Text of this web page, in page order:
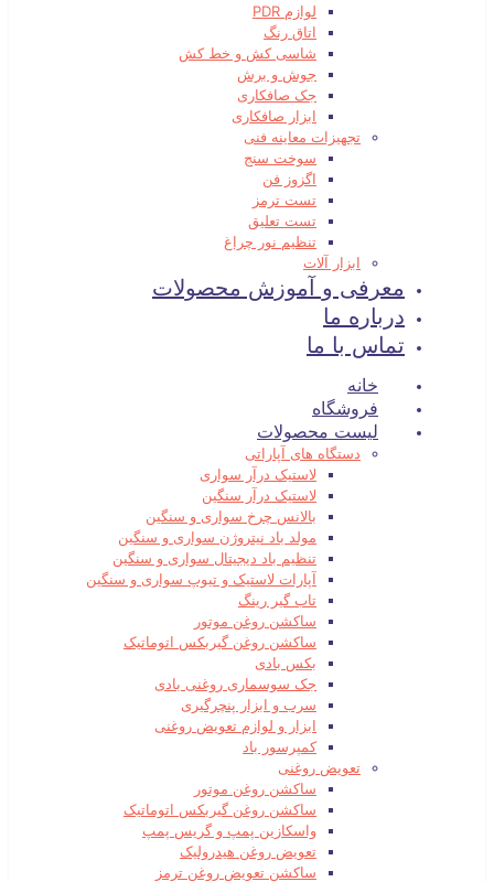
لوازم PDR
اتاق رنگ
شاسی کش و خط کش
جوش و برش
جک صافکاری
ابزار صافکاری
تجهیزات معاینه فنی
سوخت سنج
اگزوز فن
تست ترمز
تست تعلیق
تنظیم نور چراغ
ابزار آلات
معرفی و آموزش محصولات
درباره ما
تماس با ما
خانه
فروشگاه
لیست محصولات
دستگاه های آپاراتی
لاستیک درآر سواری
لاستیک درآر سنگین
بالانس چرخ سواری و سنگین
مولد باد نیتروژن سواری و سنگین
تنظیم باد دیجیتال سواری و سنگین
آپارات لاستیک و تیوپ سواری و سنگین
تاب گیر رینگ
ساکشن روغن موتور
ساکشن روغن گیربکس اتوماتیک
بکس بادی
جک سوسماری روغنی بادی
سرب و ابزار پنچرگیری
ابزار و لوازم تعویض روغنی
کمپرسور باد
تعویض روغنی
ساکشن روغن موتور
ساکشن روغن گیربکس اتوماتیک
واسکازین پمپ و گریس پمپ
تعویض روغن هیدرولیک
ساکشن تعویض روغن ترمز